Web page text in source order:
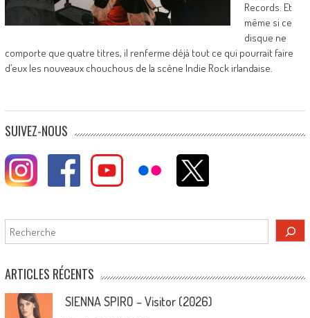
Records. Et
même si ce
disque ne
comporte que quatre titres, il renferme déjà tout ce qui pourrait faire
d’eux les nouveaux chouchous de la scène Indie Rock irlandaise.
SUIVEZ-NOUS
Rechercher
ARTICLES RÉCENTS
SIENNA SPIRO – Visitor (2026)